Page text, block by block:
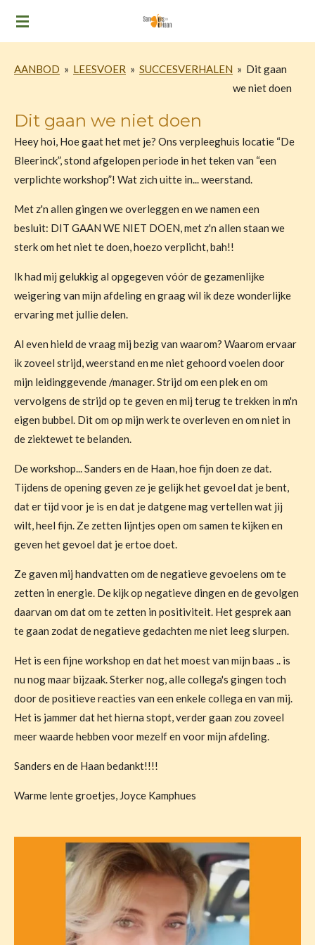
Ga
deAANBOD » LEESVOER » SUCCESVERHALEN » Dit gaan
we niet doen
Dit gaan we niet doen
Heey hoi, Hoe gaat het met je? Ons verpleeghuis locatie “De
Bleerinck”, stond afgelopen periode in het teken van “een
verplichte workshop”! Wat zich uitte in... weerstand.
Met z'n allen gingen we overleggen en we namen een
besluit: DIT GAAN WE NIET DOEN, met z'n allen staan we
sterk om het niet te doen, hoezo verplicht, bah!!
Ik had mij gelukkig al opgegeven vóór de gezamenlijke
weigering van mijn afdeling en graag wil ik deze wonderlijke
ervaring met jullie delen.
Al even hield de vraag mij bezig van waarom? Waarom ervaar
ik zoveel strijd, weerstand en me niet gehoord voelen door
mijn leidinggevende /manager.Strijd om een plek en om
vervolgens de strijd op te geven en mij terug te trekken in m'n
eigen bubbel. Dit om op mijn werk te overleven en om niet in
de ziektewet te belanden.
De workshop... Sanders en de Haan, hoe fijn doen ze dat.
Tijdens de opening geven ze je gelijk het gevoel dat je bent,
dat er tijd voor je is en dat je datgene mag vertellen wat jij
wilt, heel fijn. Ze zetten lijntjes open om samen te kijken en
geven het gevoel dat je ertoe doet.
Ze gaven mij handvatten om de negatieve gevoelens om te
zetten in energie. De kijk op negatieve dingen en de gevolgen
daarvan om dat om te zetten in positiviteit. Het gesprek aan
te gaan zodat de negatieve gedachten me niet leeg slurpen.
Het is een fijne workshop en dat het moest van mijn baas .. is
nu nog maar bijzaak. Sterker nog, alle collega's gingen toch
door de positieve reacties van een enkele collega en van mij.
Het is jammer dat het hierna stopt, verder gaan zou zoveel
meer waarde hebben voor mezelf en voor mijn afdeling.
Sanders en de Haan bedankt!!!!
Warme lente groetjes, Joyce Kamphues